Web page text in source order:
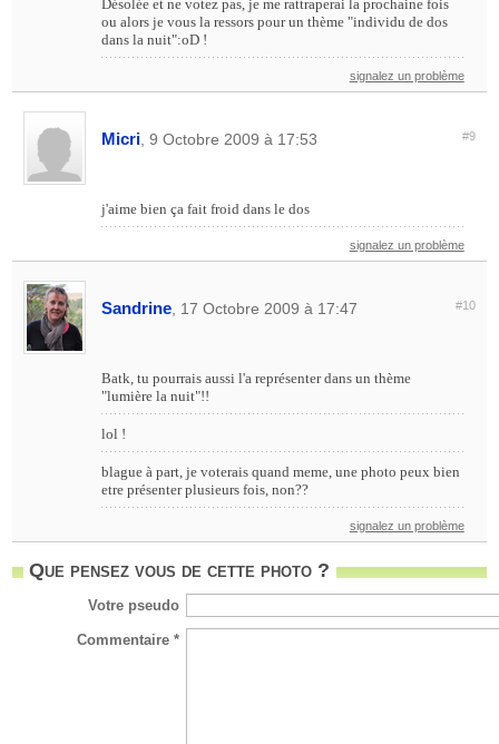
Désolée et ne votez pas, je me rattraperai la prochaine fois
ou alors je vous la ressors pour un thème "individu de dos
dans la nuit":oD !
signalez un problème
Micri , 9 Octobre 2009 à 17:53 #9
j'aime bien ça fait froid dans le dos
signalez un problème
Sandrine , 17 Octobre 2009 à 17:47 #10
Batk, tu pourrais aussi l'a représenter dans un thème
"lumière la nuit"!!
lol !
blague à part, je voterais quand meme, une photo peux bien
etre présenter plusieurs fois, non??
signalez un problème
Que pensez vous de cette photo ?
Votre pseudo
Commentaire *